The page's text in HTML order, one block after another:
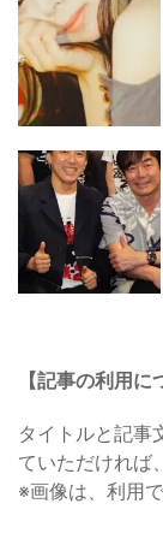
【記事の利用に
タイトルと記事
ていただければ
※画像は、利用